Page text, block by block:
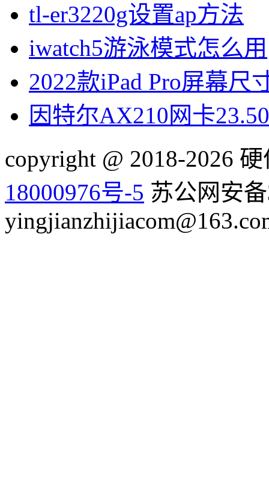
tl-er3220g设置ap方法
iwatch5游泳模式怎么用
2022款iPad Pro屏幕尺
因特尔AX210网卡
copyright @ 2018-2026
18000976号-5 苏公网安